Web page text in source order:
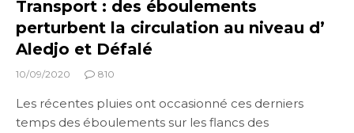
Transport : des éboulements
perturbent la circulation au niveau d’
Aledjo et Défalé
10/09/2020 810
Les récentes pluies ont occasionné ces derniers
temps des éboulements sur les flancs des